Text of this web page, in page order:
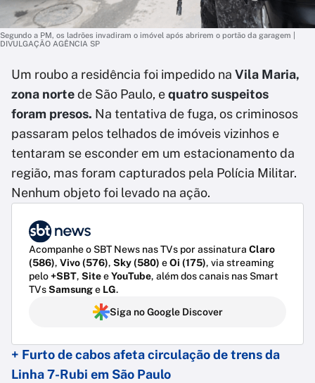
Segundo a PM, os ladrões invadiram o imóvel após abrirem o portão da garagem |
DIVULGAÇÃO AGÊNCIA SP
Um roubo a residência foi impedido na Vila Maria,
zona nortede São Paulo, equatro suspeitos
foram presos. Na tentativa de fuga, os criminosos
passaram pelos telhados de imóveis vizinhos e
tentaram se esconder em um estacionamento da
região, mas foram capturados pela Polícia Militar.
Nenhum objeto foi levado na ação.
Acompanhe o SBT News nas TVs por assinatura Claro
(586), Vivo (576), Sky (580) eOi (175), via streaming
pelo+SBT, SiteeYouTube, além dos canais nas Smart
TVsSamsunge LG.
Siga no Google Discover
+ Furto de cabos afeta circulação de trens da
Linha 7-Rubi em São Paulo